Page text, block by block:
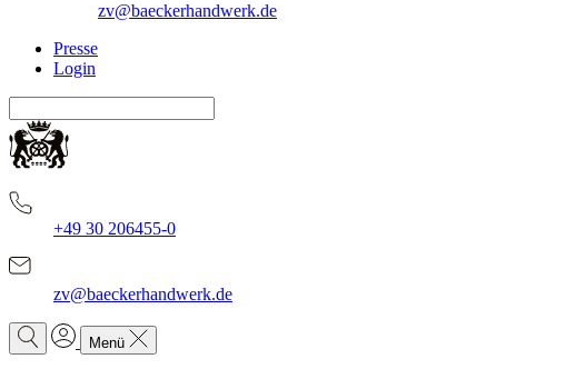
zv@baeckerhandwerk.de
Presse
Login
+49 30 206455-0
zv@baeckerhandwerk.de
Menü